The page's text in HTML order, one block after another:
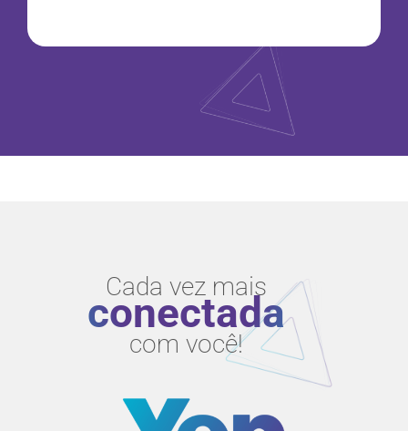
Cada vez mais
conectada
com você!